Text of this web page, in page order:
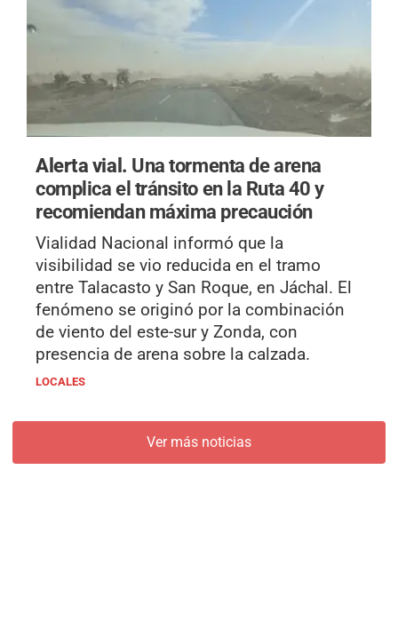
Alerta vial. Una tormenta de arena
complica el tránsito en la Ruta 40 y
recomiendan máxima precaución
Vialidad Nacional informó que la
visibilidad se vio reducida en el tramo
entre Talacasto y San Roque, en Jáchal. El
fenómeno se originó por la combinación
de viento del este-sur y Zonda, con
presencia de arena sobre la calzada.
LOCALES
Ver más noticias